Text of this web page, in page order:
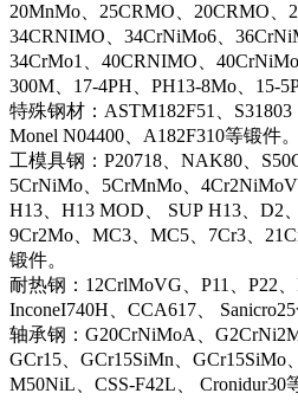
20MnMo、25CRMO、20CRMO、
34CRNIMO、34CrNiMo6、
34CrMo1、40CRNIMO、
300M、17-4PH、PH13-8Mo、15-
特殊钢材：ASTM182F51、S31803
Monel N04400、A182F310等锻件。
工模具钢：P20718、NAK80、
5CrNiMo、5CrMnMo、4Cr2NiMoV
H13、H13 MOD、 SUP H13、D2
9Cr2Mo、MC3、MC5、7Cr3、
锻件。
耐热钢：12CrlMoVG、P11、P22、
InconeI740H、CCA617、
轴承钢：G20CrNiMoA、
GCr15、GCr15SiMn、GCr15SiMo
M50NiL、CSS-F42L、 Cronidur30